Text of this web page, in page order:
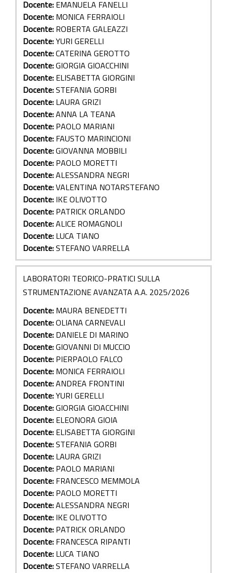
Docente: EMANUELA FANELLI
Docente: MONICA FERRAIOLI
Docente: ROBERTA GALEAZZI
Docente:YURI GERELLI
Docente:CATERINA GEROTTO
Docente:GIORGIA GIOACCHINI
Docente: ELISABETTA GIORGINI
Docente:STEFANIA GORBI
Docente: LAURA GRIZI
Docente:ANNA LA TEANA
Docente: PAOLO MARIANI
Docente: FAUSTO MARINCIONI
Docente:GIOVANNA MOBBILI
Docente: PAOLO MORETTI
Docente:ALESSANDRA NEGRI
Docente:VALENTINA NOTARSTEFANO
Docente: IKE OLIVOTTO
Docente: PATRICK ORLANDO
Docente:ALICE ROMAGNOLI
Docente: LUCA TIANO
Docente:STEFANO VARRELLA
LABORATORI TEORICO-PRATICI SULLA
STRUMENTAZIONE AVANZATA A.A. 2025/2026
Docente: MAURA BENEDETTI
Docente:OLIANA CARNEVALI
Docente: DANIELE DI MARINO
Docente:GIOVANNI DI MUCCIO
Docente: PIERPAOLO FALCO
Docente: MONICA FERRAIOLI
Docente:ANDREA FRONTINI
Docente:YURI GERELLI
Docente:GIORGIA GIOACCHINI
Docente: ELEONORA GIOIA
Docente: ELISABETTA GIORGINI
Docente:STEFANIA GORBI
Docente: LAURA GRIZI
Docente: PAOLO MARIANI
Docente: FRANCESCO MEMMOLA
Docente: PAOLO MORETTI
Docente:ALESSANDRA NEGRI
Docente: IKE OLIVOTTO
Docente: PATRICK ORLANDO
Docente: FRANCESCA RIPANTI
Docente: LUCA TIANO
Docente:STEFANO VARRELLA